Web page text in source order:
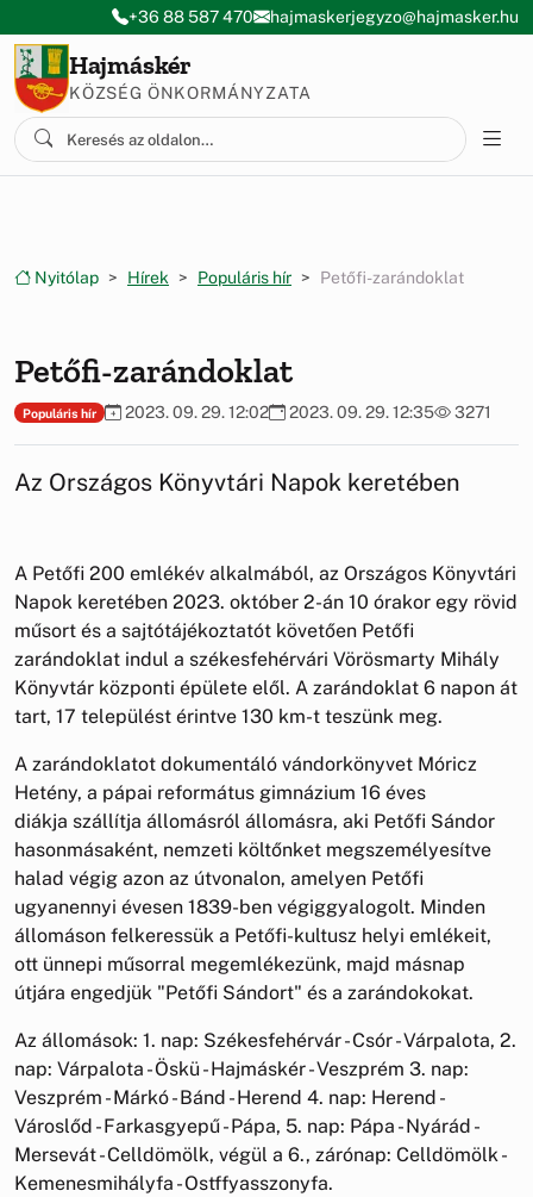
Ugrás a menüre
Ugrás a tartalomra
+36 88 587 470 hajmaskerjegyzo@hajmasker.hu
Hajmáskér
KÖZSÉG ÖNKORMÁNYZATA
Nyitólap Hírek Populáris hír Petőfi-zarándoklat
Petőfi-zarándoklat
Populáris hír 2023. 09. 29. 12:02 2023. 09. 29. 12:35 3271
Az Országos Könyvtári Napok keretében
A Petőfi 200 emlékév alkalmából, az Országos Könyvtári
Napok keretében 2023. október 2-án 10 órakor egy rövid
műsort és a sajtótájékoztatót követően Petőfi
zarándoklat indul a székesfehérvári Vörösmarty Mihály
Könyvtár központi épülete elől. A zarándoklat 6 napon át
tart, 17 települést érintve 130 km-t teszünk meg.
A zarándoklatot dokumentáló vándorkönyvet Móricz
Hetény, a pápai református gimnázium 16 éves
diákja szállítja állomásról állomásra, aki Petőfi Sándor
hasonmásaként, nemzeti költőnket megszemélyesítve
halad végig azon az útvonalon, amelyen Petőfi
ugyanennyi évesen 1839-ben végiggyalogolt. Minden
állomáson felkeressük a Petőfi-kultusz helyi emlékeit,
ott ünnepi műsorral megemlékezünk, majd másnap
útjára engedjük "Petőfi Sándort" és a zarándokokat.
Az állomások: 1. nap: Székesfehérvár - Csór - Várpalota, 2.
nap: Várpalota - Öskü - Hajmáskér - Veszprém 3. nap:
Veszprém - Márkó - Bánd - Herend 4. nap: Herend -
Városlőd - Farkasgyepű - Pápa, 5. nap: Pápa - Nyárád -
Mersevát - Celldömölk, végül a 6., zárónap: Celldömölk -
Kemenesmihályfa - Ostffyasszonyfa.